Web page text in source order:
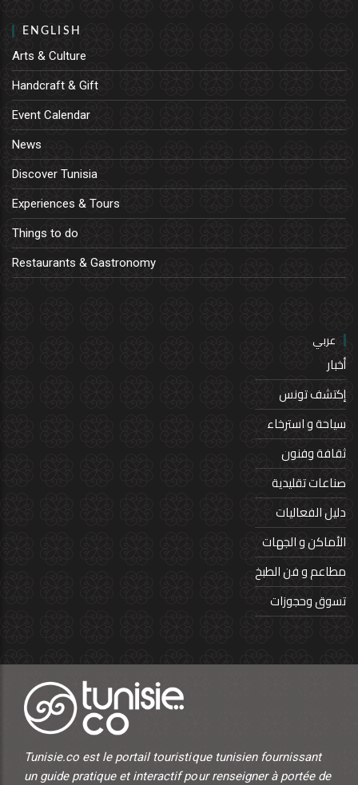
ENGLISH
Arts & Culture
Handcraft & Gift
Event Calendar
News
Discover Tunisia
Experiences & Tours
Things to do
Restaurants & Gastronomy
عربي
أخبار
إكتشف تونس
سياحة و استرخاء
ثقافة وفنون
صناعات تقليدية
دليل الفعاليات
الأماكن و الجهات
مطاعم و فن الطبخ
تسوق وحجوزات
Tunisie.co est le portail touristique tunisien fournissant
un guide pratique et interactif pour renseigner à portée de